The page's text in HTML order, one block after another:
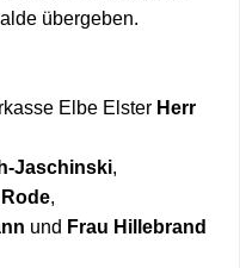
übergeben.
Elbe Elster Herr
Jaschinski,
,
und Frau Hillebrand